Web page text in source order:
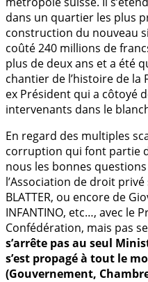
dans un quartier les plus
construction du nouveau
coûté 240 millions de
plus de deux ans et a été
chantier de l’histoire de la
ex Président qui a côtoyé
intervenants dans le
En regard des multiples
corruption qui font partie
nous les bonnes
l’Association de droit privé
BLATTER, ou encore de
INFANTINO, etc…, avec le
Confédération, mais pas
s’arrête pas au seul
s’est propagé à tout le
(Gouvernement,